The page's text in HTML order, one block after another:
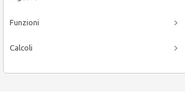
Funzioni
Calcoli